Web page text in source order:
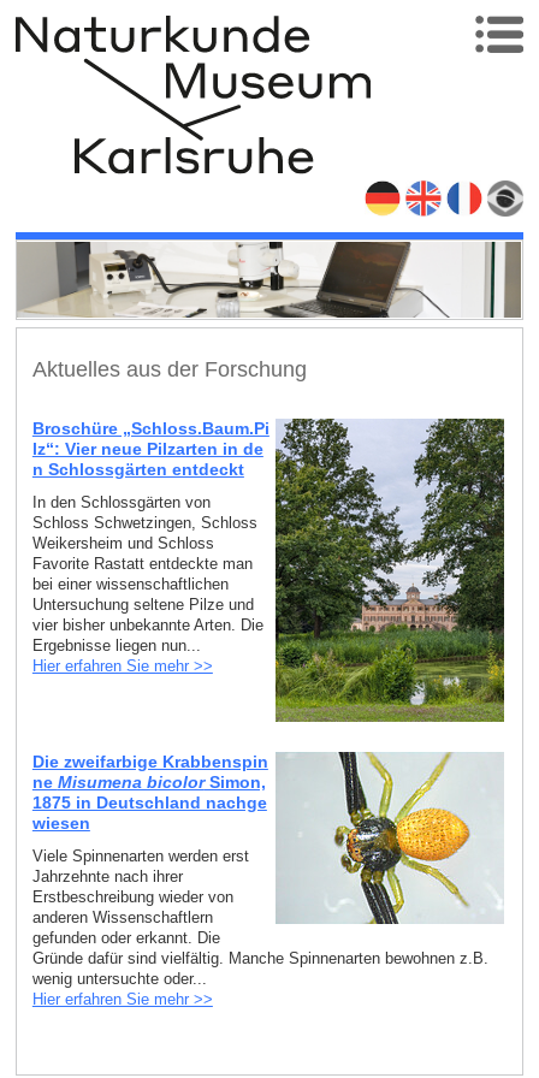
Aktuelles aus der Forschung
Broschüre „Schloss.Baum.Pi
lz“: Vier neue Pilzarten in de
n Schlossgärten entdeckt
In den Schlossgärten von
Schloss Schwetzingen, Schloss
Weikersheim und Schloss
Favorite Rastatt entdeckte man
bei einer wissenschaftlichen
Untersuchung seltene Pilze und
vier bisher unbekannte Arten. Die
Ergebnisse liegen nun...
Hier erfahren Sie mehr >>
Die zweifarbige Krabbenspin
ne Misumena bicolorSimon,
1875 in Deutschland nachge
wiesen
Viele Spinnenarten werden erst
Jahrzehnte nach ihrer
Erstbeschreibung wieder von
anderen Wissenschaftlern
gefunden oder erkannt. Die
Gründe dafür sind vielfältig. Manche Spinnenarten bewohnen z.B.
wenig untersuchte oder...
Hier erfahren Sie mehr >>